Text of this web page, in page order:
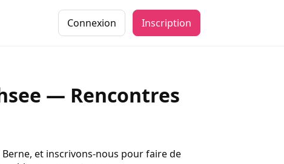
Connexion Inscription
— Rencontres
et inscrivons-nous pour faire de